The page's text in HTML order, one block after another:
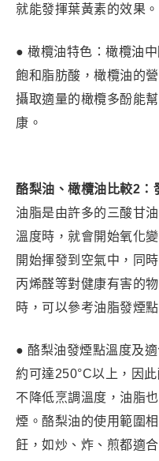
就能發揮葉黃素的效果。
● 橄欖油特色：橄欖油
飽和脂肪酸，橄欖油的
攝取適量的橄欖多酚能
康。
酪梨油、橄欖油比較2：
油脂是由許多的三酸甘
溫度時，就會開始氧化
開始揮發到空氣中，同
丙烯醛等對健康有害的
時，可以參考油脂發煙
● 酪梨油發煙點溫度及
約可達250°C以上，因
不降低烹調溫度，油脂
煙。酪梨油的使用範圍
飪，如炒、炸、煎都適